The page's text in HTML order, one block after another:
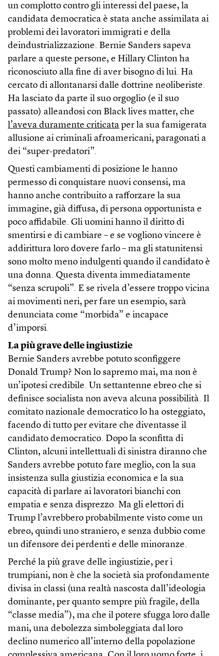
un complotto contro gli interessi del paese, la
candidata democratica è stata anche assimilata ai
problemi dei lavoratori immigrati e della
deindustrializzazione. Bernie Sanders sapeva
parlare a queste persone, e Hillary Clinton ha
riconosciuto alla fine di aver bisogno di lui. Ha
cercato di allontanarsi dalle dottrine neoliberiste.
Ha lasciato da parte il suo orgoglio (e il suo
passato) alleandosi con Black lives matter, che
l’aveva duramente criticata per la sua famigerata
allusione ai criminali afroamericani, paragonati a
dei “super-predatori”.
Questi cambiamenti di posizione le hanno
permesso di conquistare nuovi consensi, ma
hanno anche contribuito a rafforzare la sua
immagine, già diffusa, di persona opportunista e
poco affidabile. Gli uomini hanno il diritto di
smentirsi e di cambiare – e se vogliono vincere è
addirittura loro dovere farlo – ma gli statunitensi
sono molto meno indulgenti quando il candidato è
una donna. Questa diventa immediatamente
“senza scrupoli”. E se rivela d’essere troppo vicina
ai movimenti neri, per fare un esempio, sarà
denunciata come “morbida” e incapace
d’imporsi.
La più grave delle ingiustizie
Bernie Sanders avrebbe potuto sconfiggere
Donald Trump? Non lo sapremo mai, ma non è
un’ipotesi credibile. Un settantenne ebreo che si
definisce socialista non aveva alcuna possibilità. Il
comitato nazionale democratico lo ha osteggiato,
facendo di tutto per evitare che diventasse il
candidato democratico. Dopo la sconfitta di
Clinton, alcuni intellettuali di sinistra diranno che
Sanders avrebbe potuto fare meglio, con la sua
insistenza sulla giustizia economica e la sua
capacità di parlare ai lavoratori bianchi con
empatia e senza disprezzo. Ma gli elettori di
Trump l’avrebbero probabilmente visto come un
ebreo, quindi uno straniero, e senza dubbio come
un difensore dei perdenti e delle minoranze.
Perché la più grave delle ingiustizie, per i
trumpiani, non è che la società sia profondamente
divisa in classi (una realtà nascosta dall’ideologia
dominante, per quanto sempre più fragile, della
“classe media”), ma che il potere sfugga loro dalle
mani, una debolezza simboleggiata dal loro
declino numerico all’interno della popolazione